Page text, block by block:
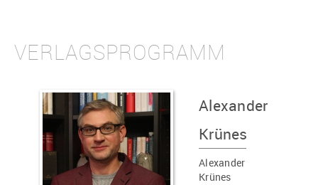
VERLAGSPROGRAMM
Alexander
Krünes
Alexander
Krünes